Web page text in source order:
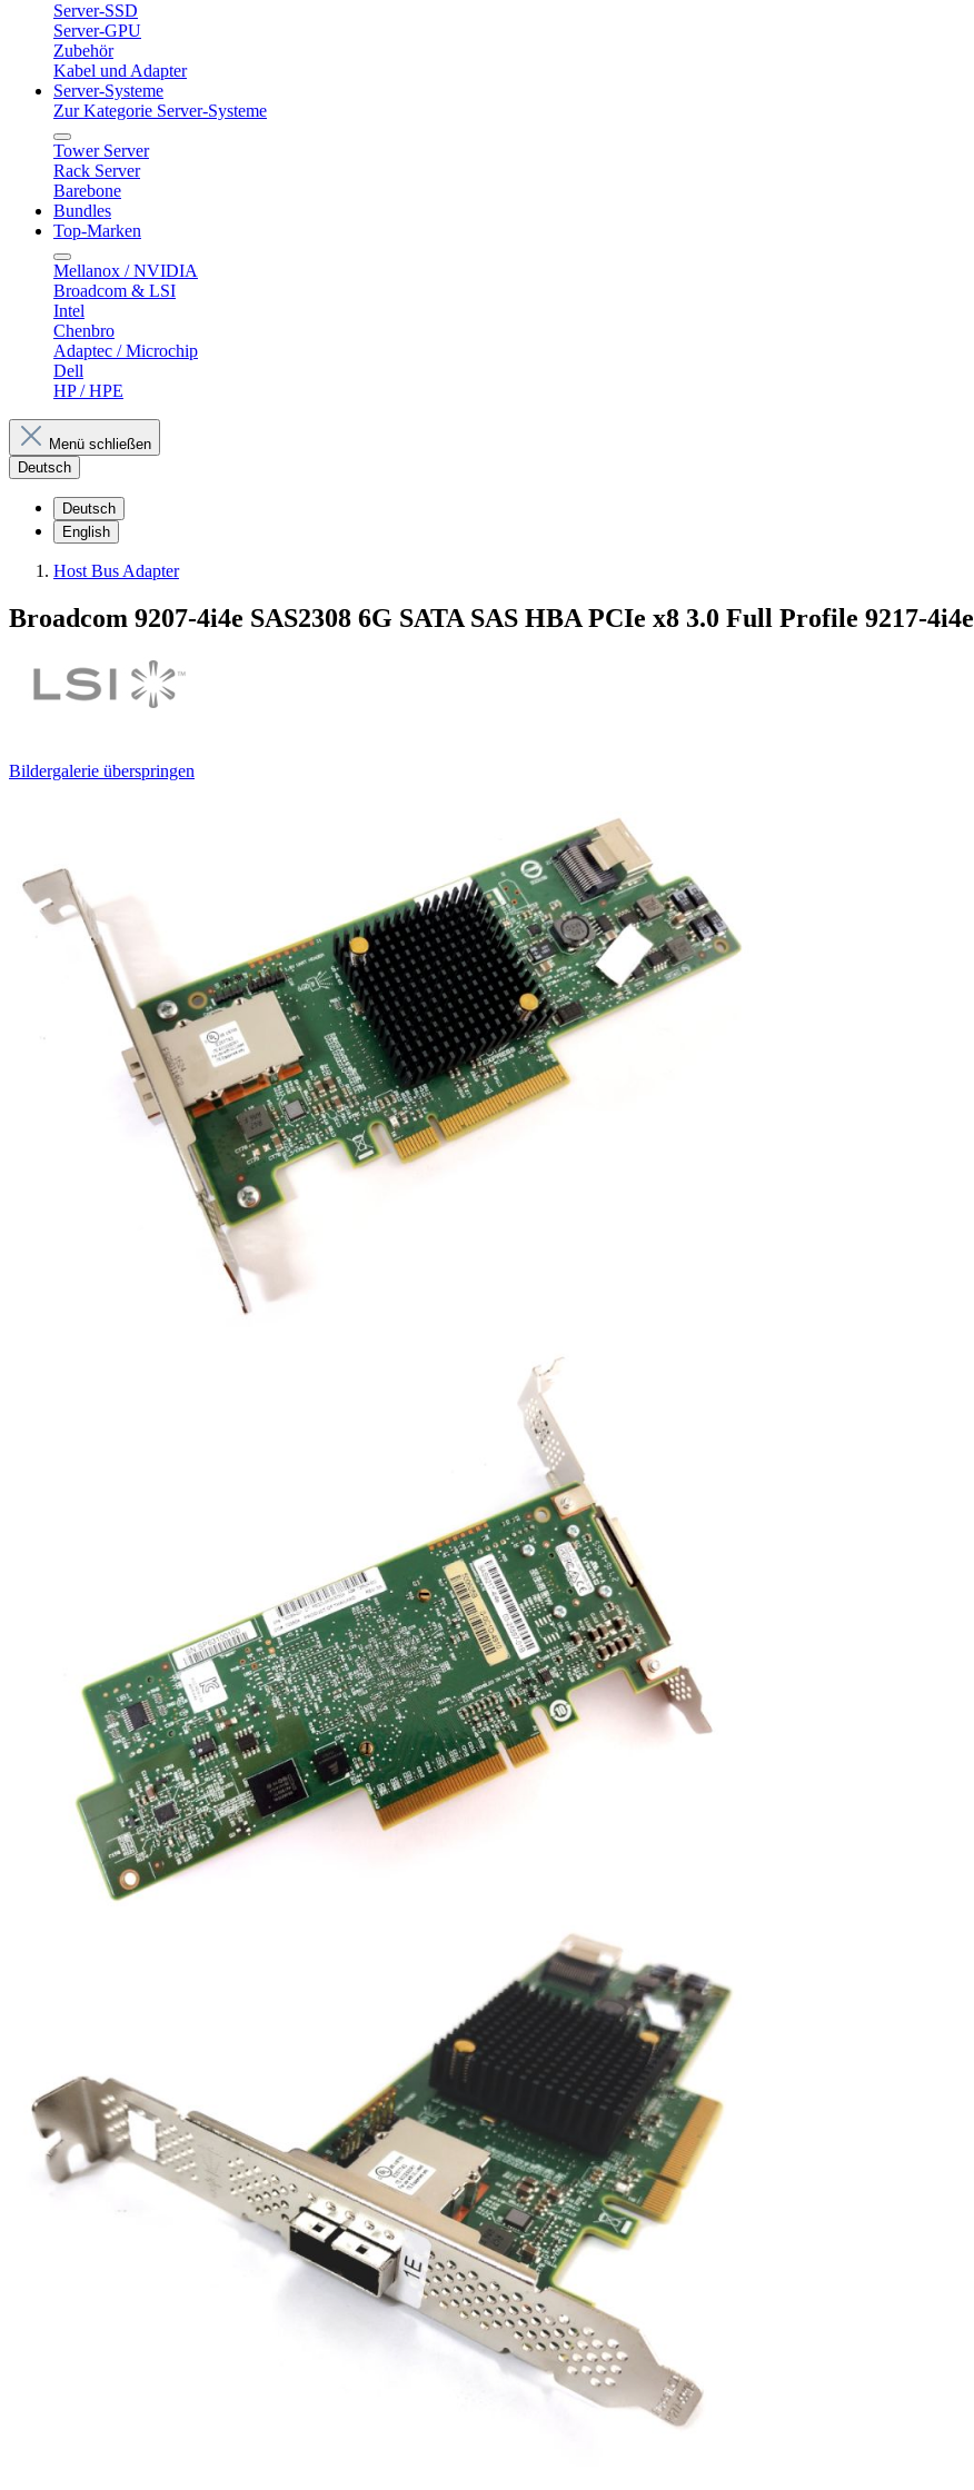
Server-SSD
Server-GPU
Zubehör
Kabel und Adapter
Server-Systeme
Zur Kategorie Server-Systeme
Tower Server
Rack Server
Barebone
Bundles
Top-Marken
Mellanox / NVIDIA
Broadcom & LSI
Intel
Chenbro
Adaptec / Microchip
Dell
HP / HPE
Menü schließen
Deutsch
Deutsch
English
Host Bus Adapter
Broadcom 9207-4i4e SAS2308 6G SATA SAS HBA PCIe x8 3.0 Full Profile 9217-4i4e
Bildergalerie überspringen